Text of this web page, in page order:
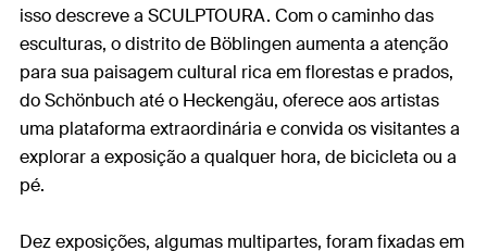
isso descreve a SCULPTOURA. Com o caminho das
esculturas, o distrito de Böblingen aumenta a atenção
para sua paisagem cultural rica em florestas e prados,
do Schönbuch até o Heckengäu, oferece aos artistas
uma plataforma extraordinária e convida os visitantes a
explorar a exposição a qualquer hora, de bicicleta ou a
pé.
Dez exposições, algumas multipartes, foram fixadas em